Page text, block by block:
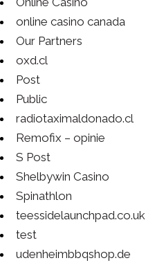
online casino canada
Our Partners
oxd.cl
Post
Public
radiotaximaldonado.cl
Remofix – opinie
S Post
Shelbywin Casino
Spinathlon
teessidelaunchpad.co.uk
test
udenheimbbqshop.de